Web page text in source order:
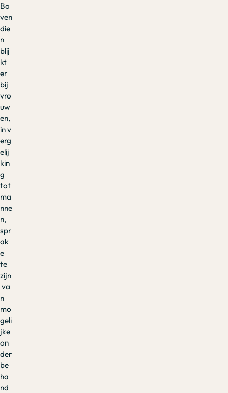
Bo
ven
die
n
blij
kt
er
bij
vro
uw
en,
in v
erg
elij
kin
g
tot
ma
nne
n,
spr
ak
e
te
zijn
va
n
mo
geli
jke
on
der
be
ha
nd